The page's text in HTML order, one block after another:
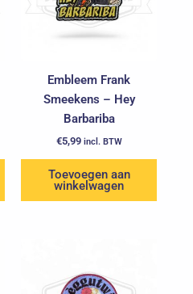
Embleem Frank
Smeekens – Hey
Barbariba
€5,99 incl. BTW
Toevoegen aan
winkelwagen